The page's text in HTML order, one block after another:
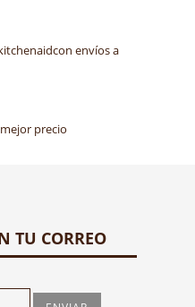
TU CORREO